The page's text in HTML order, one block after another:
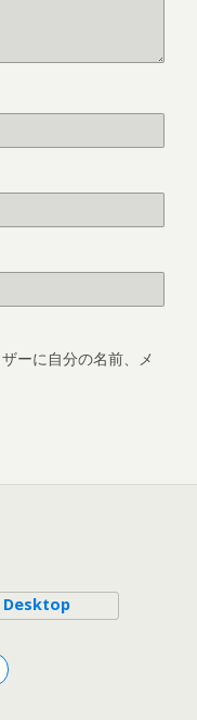
ーに自分の名前、メ
Desktop